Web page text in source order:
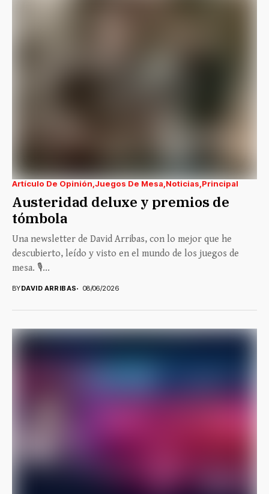
Artículo De Opinión Juegos De Mesa Noticias Principal
Austeridad deluxe y premios de
tómbola
Una newsletter de David Arribas, con lo mejor que he
descubierto, leído y visto en el mundo de los juegos de
mesa. 🎙️...
BYDAVID ARRIBAS 08/06/2026